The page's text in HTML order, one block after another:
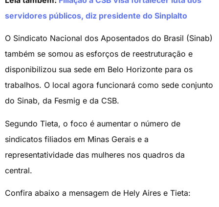
servidores públicos, diz presidente do Sinplalto
O Sindicato Nacional dos Aposentados do Brasil (Sinab)
também se somou as esforços de reestruturação e
disponibilizou sua sede em Belo Horizonte para os
trabalhos. O local agora funcionará como sede conjunto
do Sinab, da Fesmig e da CSB.
Segundo Tieta, o foco é aumentar o número de
sindicatos filiados em Minas Gerais e a
representatividade das mulheres nos quadros da
central.
Confira abaixo a mensagem de Hely Aires e Tieta: